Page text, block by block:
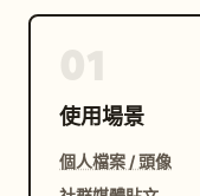
使用場景
個人檔案 / 頭像